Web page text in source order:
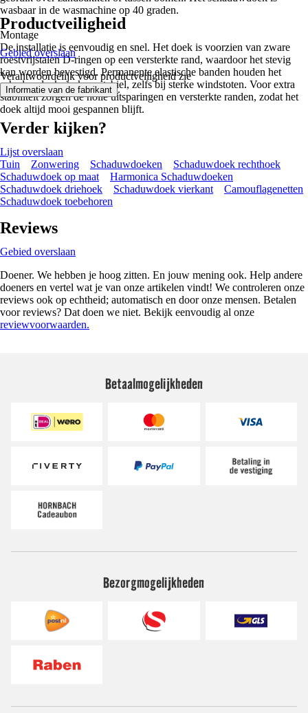
wasbaar in de wasmachine op 40 graden.
Montage
De installatie is eenvoudig en snel. Het doek is voorzien van zware
roestvrijstalen D-ringen op een versterkte rand, waardoor het stevig
kan worden bevestigd. Permanente elastische banden houden het
schaduwdoek strak en stabiel, zelfs bij sterke windstoten. Voor extra
stabiliteit zorgen de holle uitsparingen en versterkte randen, zodat het
doek altijd mooi gespannen blijft.
Productveiligheid
Gebied overslaan
Verantwoordelijk voor productveiligheid zie
Informatie van de fabrikant .
Verder kijken?
Lijst overslaan
Tuin
Zonwering Schaduwdoeken
Schaduwdoek rechthoek
Schaduwdoek op maat
Harmonica Schaduwdoeken
Schaduwdoek driehoek
Schaduwdoek vierkant
Camouflagenetten
Schaduwdoek toebehoren
Reviews
Gebied overslaan
Doener. We hebben je hoog zitten. En jouw mening ook. Help andere
doeners en vertel wat je van onze artikelen vindt! We controleren onze
reviews ook op echtheid; automatisch en door onze mensen. Betalen
voor reviews? Dat doen we niet. Bekijk eenvoudig al onze
reviewvoorwaarden.
Betaalmogelijkheden
Bezorgmogelijkheden